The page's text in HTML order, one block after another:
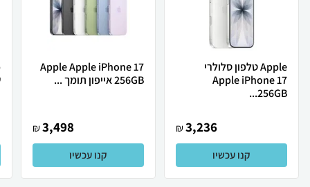
Apple טלפון סלולרי
Apple iPhone 17
256GB...
3,236
₪
קנו עכשיו
Apple Apple iPhone 17
256GB אייפון תומך ...
3,498
₪
קנו עכשיו